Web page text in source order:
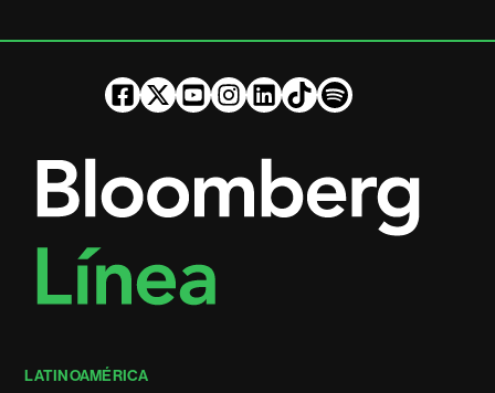
LATINOAMÉRICA